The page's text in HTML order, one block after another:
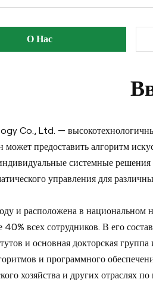
О Нас
Co., Ltd. —
может предоставить алгоритм
системные
управления для
и расположена в
40% всех сотрудников. В его
и основная докторская
и программного
хозяйства и других отраслях